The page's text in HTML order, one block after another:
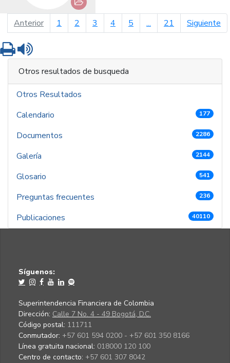
Anteriorpágina anterior
1 2 3 4 5 ... 21 Siguiente
Imprimir
Otros resultados de busqueda
Otros Resultados
Calendario
177
Documentos 2286
Galería 2144
Glosario 541
Preguntas frecuentes 236
Publicaciones 40110
Síguenos:
Superintendencia Financiera de Colombia
Dirección: Calle 7 No. 4 - 49 Bogotá, D.C.
Código postal: 111711
Conmutador: +57 601 594 0200 - +57 601 350 8166
Línea gratuita nacional: 018000 120 100
Centro de contacto: +57 601 307 8042